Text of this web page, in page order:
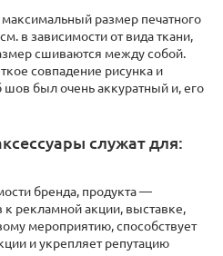
размер печатного
в зависимости от вида ткани,
сшиваются между собой.
совпадение рисунка и
был очень аккуратный и, его
служат для:
бренда, продукта —
к рекламной акции, выставке,
мероприятию, способствует
и укрепляет репутацию